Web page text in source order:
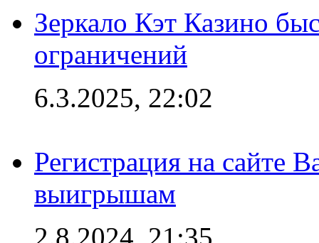
Зеркало Кэт Казино
ограничений
6.3.2025, 22:02
Регистрация на сайте
выигрышам
2.8.2024, 21:35